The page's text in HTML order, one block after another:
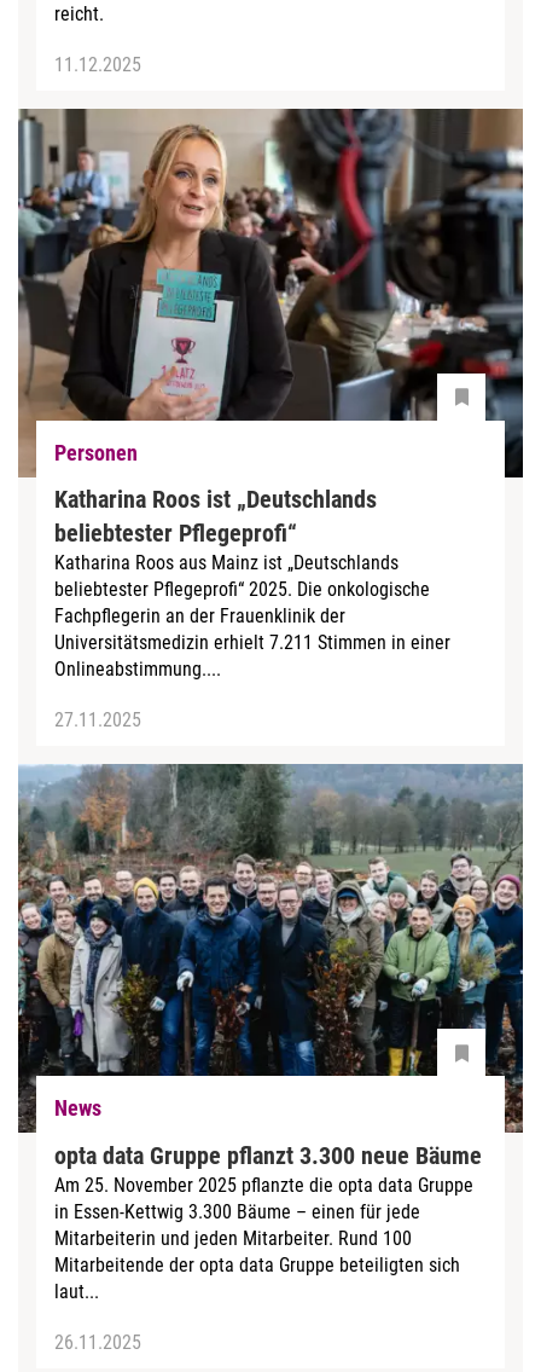
reicht.
11.12.2025
Personen
Katharina Roos ist „Deutschlands
beliebtester Pflegeprofi“
Katharina Roos aus Mainz ist „Deutschlands
beliebtester Pflegeprofi“ 2025. Die onkologische
Fachpflegerin an der Frauenklinik der
Universitätsmedizin erhielt 7.211 Stimmen in einer
Onlineabstimmung....
27.11.2025
News
opta data Gruppe pflanzt 3.300 neue Bäume
Am 25. November 2025 pflanzte die opta data Gruppe
in Essen-Kettwig 3.300 Bäume – einen für jede
Mitarbeiterin und jeden Mitarbeiter. Rund 100
Mitarbeitende der opta data Gruppe beteiligten sich
laut...
26.11.2025